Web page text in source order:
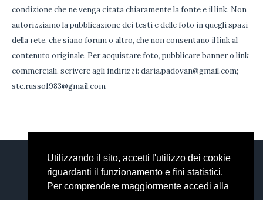
Utilizzando il sito, accetti l'utilizzo dei cookie
riguardanti il funzionamento e fini statistici.
Per comprendere maggiormente accedi alla
condizione che ne venga citata chiaramente la fonte e il link. Non
autorizziamo la pubblicazione dei testi e delle foto in quegli spazi
della rete, che siano forum o altro, che non consentano il link al
contenuto originale. Per acquistare foto, pubblicare banner o link
commerciali, scrivere agli indirizzi: daria.padovan@gmail.com;
ste.russo1983@gmail.com
FACEBOOK DARIA
STEFANIA